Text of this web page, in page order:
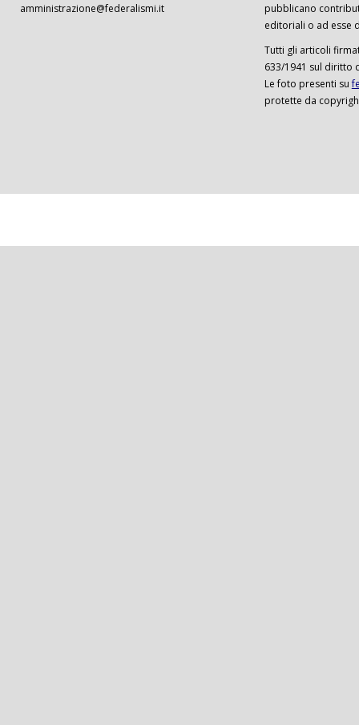
amministrazione@federalismi.it
pubblicano
editoriali o ad esse
Tutti gli articoli
633/1941 sul diritto
Le foto presenti su
protette da